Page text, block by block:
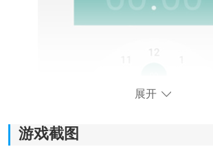
展开
游戏截图